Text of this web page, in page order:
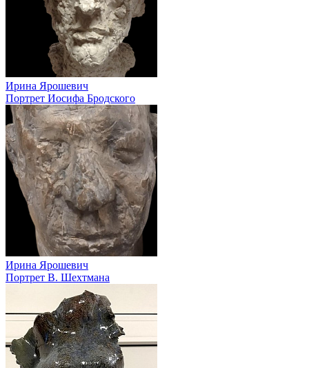
Ирина Ярошевич
Портрет Иосифа Бродского
Ирина Ярошевич
Портрет В. Шехтмана